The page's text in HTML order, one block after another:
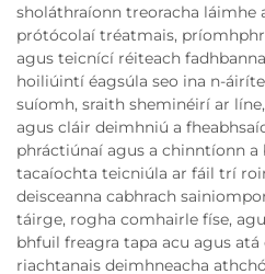
sholáthraíonn treoracha láimhe
prótócolaí tréatmais,
agus teicnící réiteach
hoiliúintí éagsúla seo ina n-
suíomh, sraith sheminéirí ar
agus cláir deimhniú a
phráctiúnaí agus a chinntíonn a
tacaíochta teicniúla ar fáil trí
deisceanna cabhrach
táirge, rogha comhairle físe,
bhfuil freagra tapa acu agus
riachtanais deimhneacha